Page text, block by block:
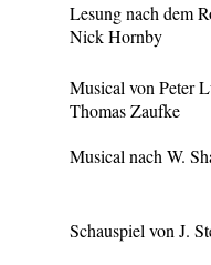
Lesung nach dem
Nick Hornby
Musical von Peter
Thomas Zaufke
Musical nach W.
Schauspiel von J.